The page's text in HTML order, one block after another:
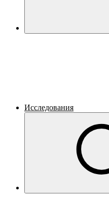
Исследования